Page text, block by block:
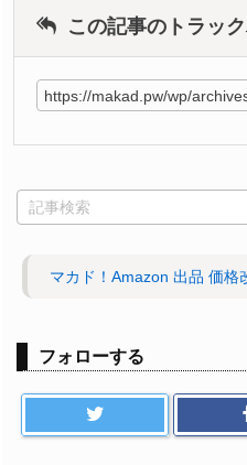
この記事のトラッ
マカド！Amazon 出品 価格
フォローする